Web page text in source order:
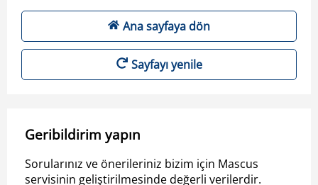
Ana sayfaya dön
Sayfayı yenile
Geribildirim yapın
Sorularınız ve önerileriniz bizim için Mascus
servisinin geliştirilmesinde değerli verilerdir.